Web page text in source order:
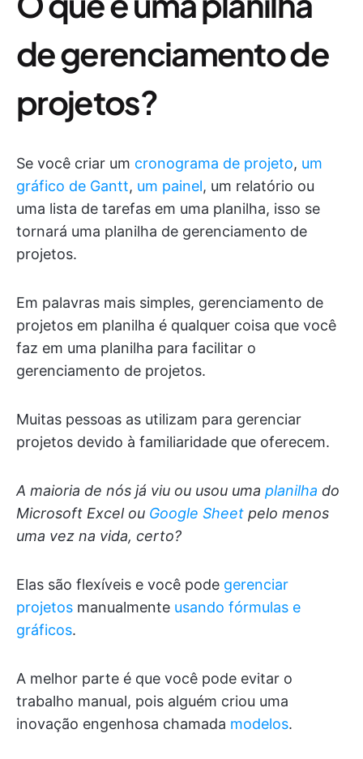
de gerenciamento de
projetos?
Se você criar um cronograma de projeto, um
gráfico de Gantt, um painel, um relatório ou
uma lista de tarefas em uma planilha, isso se
tornará uma planilha de gerenciamento de
projetos.
Em palavras mais simples, gerenciamento de
projetos em planilha é qualquer coisa que você
faz em uma planilha para facilitar o
gerenciamento de projetos.
Muitas pessoas as utilizam para gerenciar
projetos devido à familiaridade que oferecem.
A maioria de nós já viu ou usou uma planilha do
Microsoft Excel ou Google Sheet pelo menos
uma vez na vida, certo?
Elas são flexíveis e você pode gerenciar
projetos manualmente usando fórmulas e
gráficos.
A melhor parte é que você pode evitar o
trabalho manual, pois alguém criou uma
inovação engenhosa chamada modelos.